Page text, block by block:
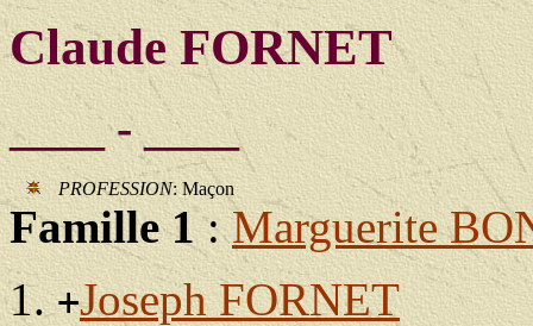
Claude FORNET
____ - ____
PROFESSION: Maçon
Famille 1:Marguerite
+Joseph FORNET